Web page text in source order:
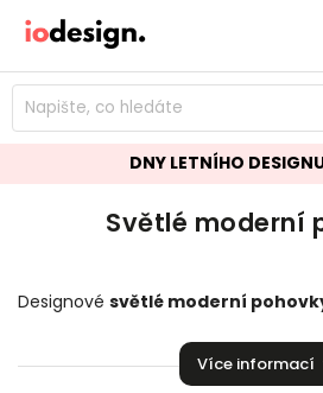
DNY LETNÍHO
Světlé moderní
Designové světlé moderní
pozvednou úroveň vašeho domova.
Více informací